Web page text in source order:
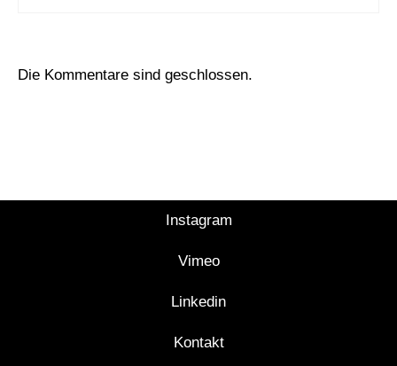
Die Kommentare sind geschlossen.
Instagram
Vimeo
Linkedin
Kontakt